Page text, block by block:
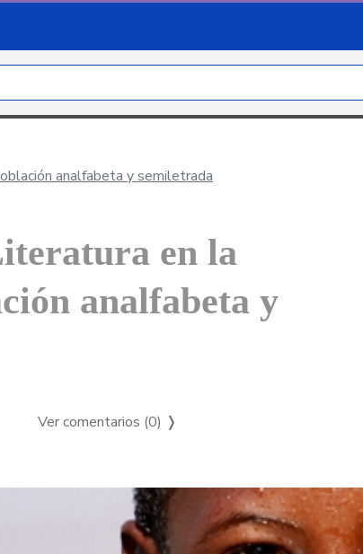
analfabeta y semiletrada
en la
analfabeta y
Ver comentarios (0) ❭